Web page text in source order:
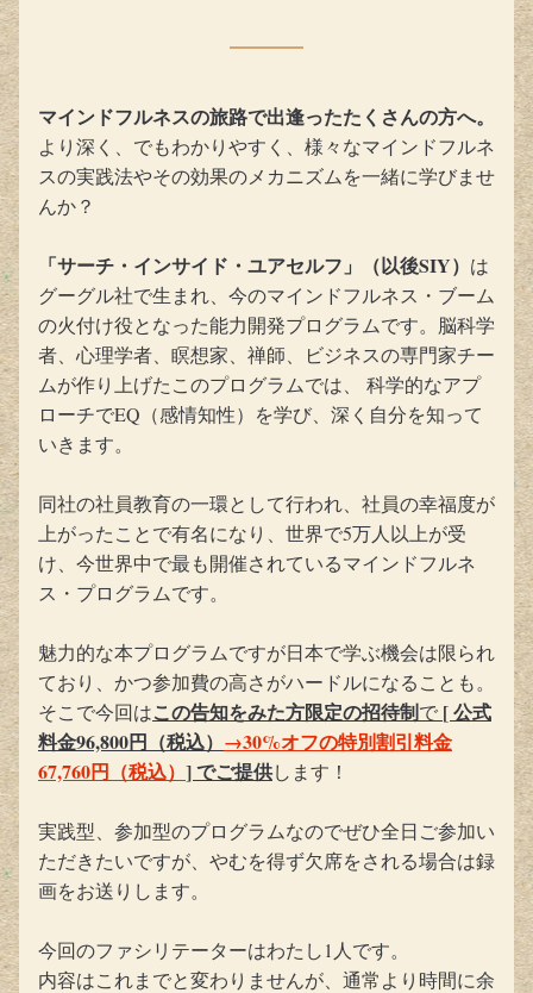
マインドフルネスの旅路で出逢ったたくさんの方へ。
より深く、でもわかりやすく、様々なマインドフルネ
スの実践法やその効果のメカニズムを一緒に学びませ
んか？
「サーチ・インサイド・ユアセルフ」（以後SIY） は
グーグル社で生まれ、今のマインドフルネス・ブーム
の火付け役となった能力開発プログラムです。脳科学
者、心理学者、瞑想家、禅師、ビジネスの専門家チー
ムが作り上げたこのプログラムでは、 科学的なアプ
ローチでEQ（感情知性）を学び、深く自分を知って
いきます。
同社の社員教育の一環として行われ、社員の幸福度が
上がったことで有名になり、世界で5万人以上が受
け、今世界中で最も開催されているマインドフルネ
ス・プログラムです。
魅力的な本プログラムですが日本で学ぶ機会は限られ
ており、かつ参加費の高さがハードルになることも。
そこで今回はこの告知をみた方限定の招待制で [ 公式
料金96,800円（税込） →30%オフの特別割引料金
67,760円（税込） ] でご提供します！
実践型、参加型のプログラムなのでぜひ全日ご参加い
ただきたいですが、やむを得ず欠席をされる場合は録
画をお送りします。
今回のファシリテーターはわたし1人です。
内容はこれまでと変わりませんが、通常より時間に余